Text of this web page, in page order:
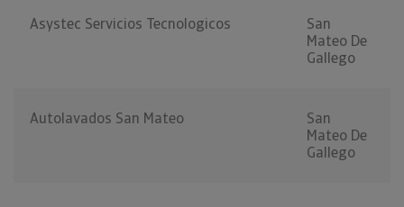
Asystec Servicios Tecnologicos
San
Mateo De
Gallego
Autolavados San Mateo
San
Mateo De
Gallego